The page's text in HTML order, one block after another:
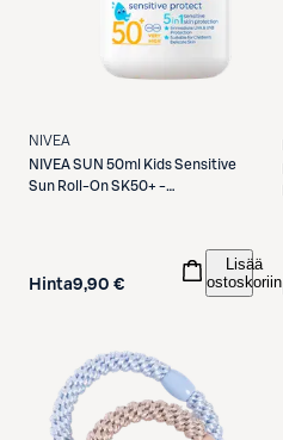
NIVEA
NIVEASUN 50ml Kids Sensitive
Sun Roll-On SK50+ -
Hinta9,90 €
Lisää
ostoskoriin